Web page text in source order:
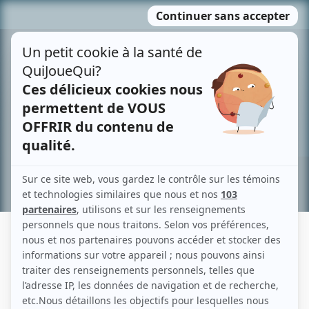
MENU
contenu
Recherche avancée »
RACHEL PAULIN
Liens
Fiche de Rachel Paulin sur Showbizz.net